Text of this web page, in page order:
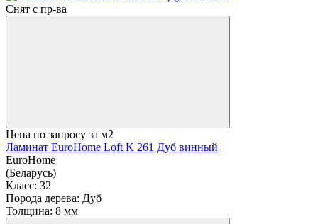
Снят с пр-ва
Цена по запросу за м2
Ламинат EuroHome Loft K 261 Дуб винный
EuroHome
(Беларусь)
Класс: 32
Порода дерева: Дуб
Толщина: 8 мм